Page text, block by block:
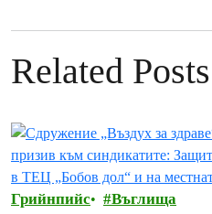
Related Posts
Грийнпийс Въглища